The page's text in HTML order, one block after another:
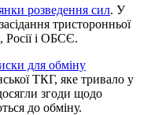
розведення сил. У
тристоронньої
Росії і ОБСЄ.
для обміну
ТКГ, яке тривало у
згоди щодо
до обміну.